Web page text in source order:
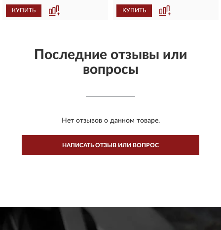
КУПИТЬ КУПИТЬ
Последние отзывы или
вопросы
Нет отзывов о данном товаре.
НАПИСАТЬ ОТЗЫВ ИЛИ ВОПРОС